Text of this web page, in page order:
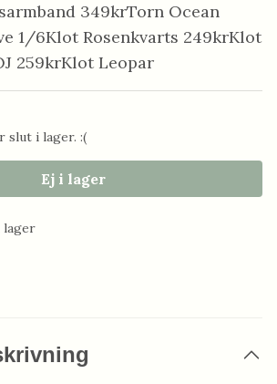
349krTorn Ocean
1/6Klot Rosenkvarts 249krKlot
259krKlot Leopar
slut i lager. :(
Ej i lager
lager